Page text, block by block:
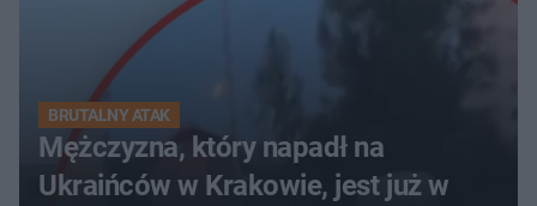
BRUTALNY ATAK
Mężczyzna, który napadł na
Ukraińców w Krakowie, jest już w